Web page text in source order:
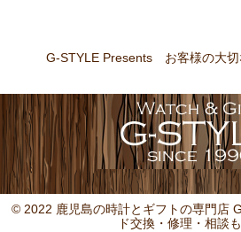
G-STYLE Presents お客様の大切
© 2022 鹿児島の時計とギフトの専門店
ド交換・修理・相談